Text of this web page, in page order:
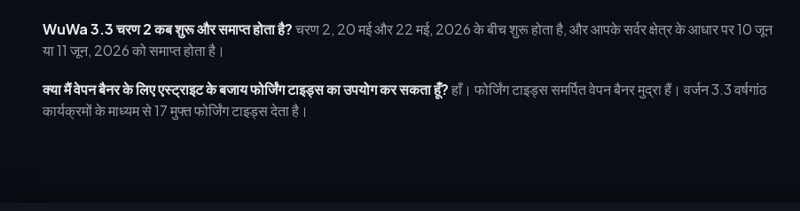
WuWa 3.3 चरण 2 कब शुरू और समाप्त होता है?चरण 2, 20 मई और 22 मई, 2026 के बीच शुरू होता है, और आपके सर्वर क्षेत्र के आधार पर 10 जून
या 11 जून, 2026 को समाप्त होता है।
क्या मैं वेपन बैनर के लिए एस्ट्राइट के बजाय फोर्जिंग टाइड्स का उपयोग कर सकता हूँ?हाँ। फोर्जिंग टाइड्स समर्पित वेपन बैनर मुद्रा हैं। वर्जन 3.3 वर्षगांठ
कार्यक्रमों के माध्यम से 17 मुफ्त फोर्जिंग टाइड्स देता है।